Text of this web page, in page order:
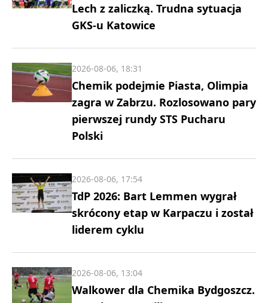
Lech z zaliczką. Trudna sytuacja
GKS-u Katowice
Chemik podejmie Piasta, Olimpia
zagra w Zabrzu. Rozlosowano pary
pierwszej rundy STS Pucharu
Polski
2026-08-06, 18:31
TdP 2026: Bart Lemmen wygrał
skrócony etap w Karpaczu i został
liderem cyklu
2026-08-06, 17:54
Walkower dla Chemika Bydgoszcz.
2026-08-06, 13:04